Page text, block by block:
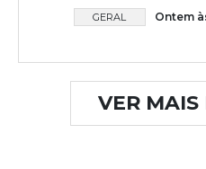
GERAL Ontem
VER MAIS